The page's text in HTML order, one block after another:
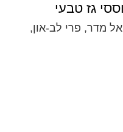
גז טבעי
מדר, פרי לב-און,